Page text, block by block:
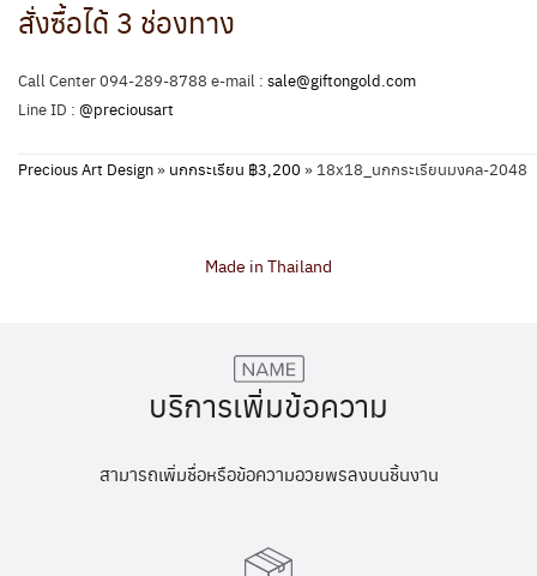
สั่งซื้อได้ 3 ช่องทาง
Call Center 094-289-8788 e-mail : sale@giftongold.com
Line ID : @preciousart
Precious Art Design» นกกระเรียน ฿3,200 » 18x18_นกกระเรียนมงคล-2048
Made in Thailand
บริการเพิ่มข้อความ
สามารถเพิ่มชื่อหรือข้อความอวยพรลงบนชิ้นงาน